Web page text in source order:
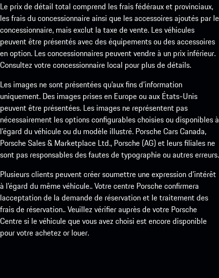
Le prix de détail total comprend les frais fédéraux et provinciaux,
les frais du concessionnaire ainsi que les accessoires ajoutés par le
concessionnaire, mais exclut la taxe de vente. Les véhicules
peuvent être présentés avec des équipements ou des accessoires
en option. Les concessionnaires peuvent vendre à un prix inférieur.
Consultez votre concessionnaire local pour plus de détails.
Les images ne sont présentées qu’aux fins d’information
uniquement. Des images prises en Europe ou aux États-Unis
peuvent être présentées. Les images ne représentent pas
nécessairement les options configurables choisies ou disponibles à
l’égard du véhicule ou du modèle illustré. Porsche Cars Canada,
Porsche Sales & Marketplace Ltd., Porsche (AG) et leurs filiales ne
sont pas responsables des fautes de typographie ou autres erreurs.
Plusieurs clients peuvent créer soumettre une expression d’intérêt
à l’égard du même véhicule.. Votre centre Porsche confirmera
lacceptation de la demande de réservation et le traitement des
frais de réservation.. Veuillez vérifier auprès de votre Porsche
Centre si le véhicule que vous avez choisi est encore disponible
pour votre achetez or louer.